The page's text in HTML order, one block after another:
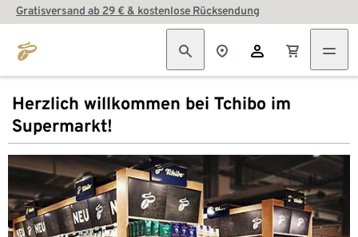
Gratisversand ab 29 € & kostenlose Rücksendung
Herzlich willkommen bei Tchibo im
Supermarkt!